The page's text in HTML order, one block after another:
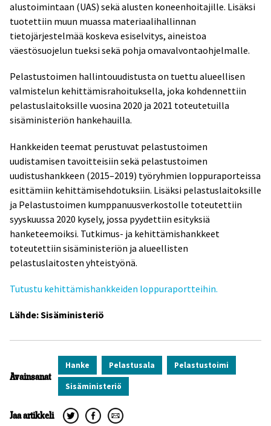
alustoimintaan (UAS) sekä alusten koneenhoitajille. Lisäksi
tuotettiin muun muassa materiaalihallinnan
tietojärjestelmää koskeva esiselvitys, aineistoa
väestösuojelun tueksi sekä pohja omavalvontaohjelmalle.
Pelastustoimen hallintouudistusta on tuettu alueellisen
valmistelun kehittämisrahoituksella, joka kohdennettiin
pelastuslaitoksille vuosina 2020 ja 2021 toteutetuilla
sisäministeriön hankehauilla.
Hankkeiden teemat perustuvat pelastustoimen
uudistamisen tavoitteisiin sekä pelastustoimen
uudistushankkeen (2015–2019) työryhmien loppuraporteissa
esittämiin kehittämisehdotuksiin. Lisäksi pelastuslaitoksille
ja Pelastustoimen kumppanuusverkostolle toteutettiin
syyskuussa 2020 kysely, jossa pyydettiin esityksiä
hanketeemoiksi. Tutkimus- ja kehittämishankkeet
toteutettiin sisäministeriön ja alueellisten
pelastuslaitosten yhteistyönä.
Tutustu kehittämishankkeiden loppuraportteihin.
Lähde: Sisäministeriö
Avainsanat
Hanke Pelastusala Pelastustoimi
Sisäministeriö
Jaa artikkeli